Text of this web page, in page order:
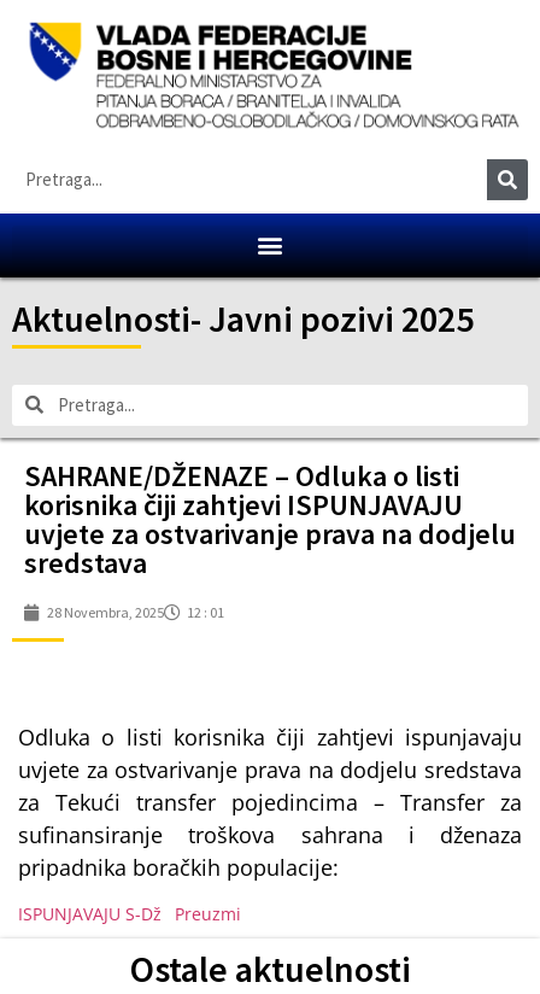
Aktuelnosti- Javni pozivi 2025
SAHRANE/DŽENAZE – Odluka o listi
korisnika čiji zahtjevi ISPUNJAVAJU
uvjete za ostvarivanje prava na dodjelu
sredstava
28 Novembra, 2025 12 : 01
Odluka o listi korisnika čiji zahtjevi ispunjavaju
uvjete za ostvarivanje prava na dodjelu sredstava
za Tekući transfer pojedincima – Transfer za
sufinansiranje troškova sahrana i dženaza
pripadnika boračkih populacije:
ISPUNJAVAJU S-Dž Preuzmi
Ostale aktuelnosti